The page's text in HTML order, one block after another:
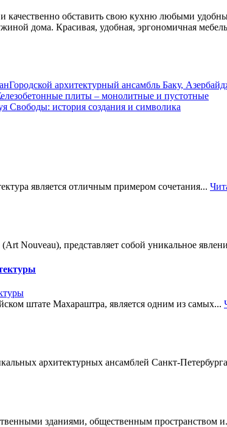
качественно обставить свою кухню любыми
дома. Красивая, удобная, эргономичная
Городской архитектурный ансамбль Баку,
плиты – монолитные и пустотные
Свободы: история создания и символика
является отличным примером сочетания...
Nouveau), представляет собой уникальное
штате Махараштра, является одним из самых...
архитектурных ансамблей Санкт-
зданиями, общественным пространством